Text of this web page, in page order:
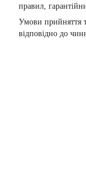
правил,
Умови прийняття
відповідно до